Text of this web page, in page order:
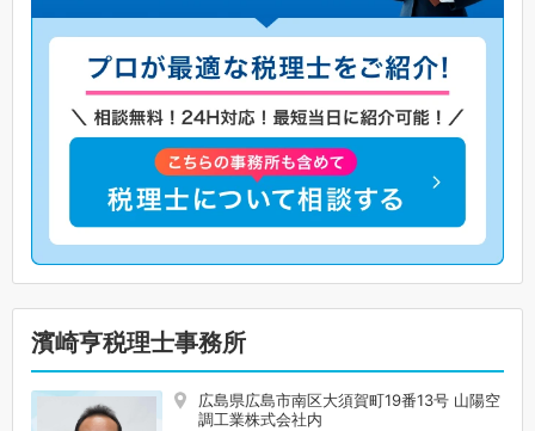
濱崎亨税理士事務所
広島県広島市南区大須賀町19番13号 山陽空
調工業株式会社内